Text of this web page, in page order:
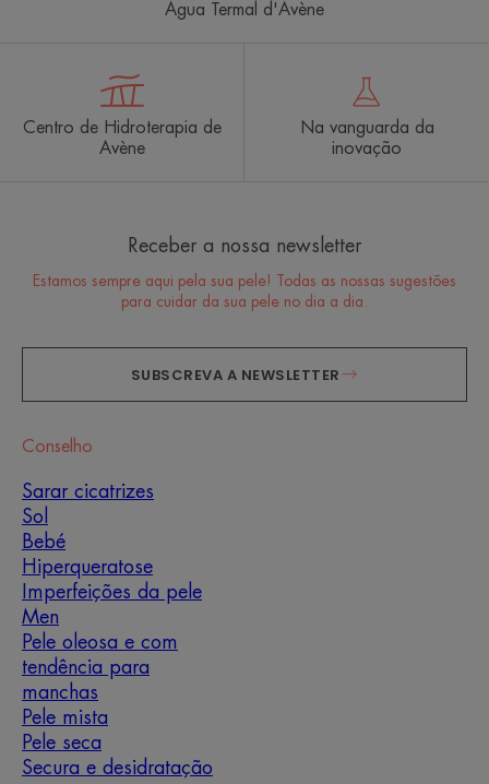
Água Termal d'Avène
Centro de Hidroterapia de
Avène
Na vanguarda da
inovação
Receber a nossa newsletter
Estamos sempre aqui pela sua pele! Todas as nossas sugestões
para cuidar da sua pele no dia a dia.
SUBSCREVA A NEWSLETTER
Conselho
Sarar cicatrizes
Sol
Bebé
Hiperqueratose
Imperfeições da pele
Men
Pele oleosa e com
tendência para
manchas
Pele mista
Pele seca
Secura e desidratação